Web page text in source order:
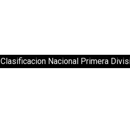
Clasificacion Nacional Primera